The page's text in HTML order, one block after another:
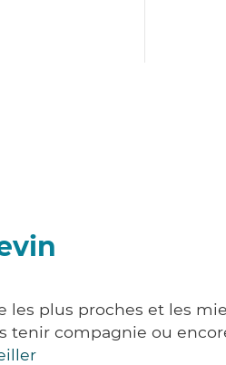
plus proches et les
tenir compagnie ou